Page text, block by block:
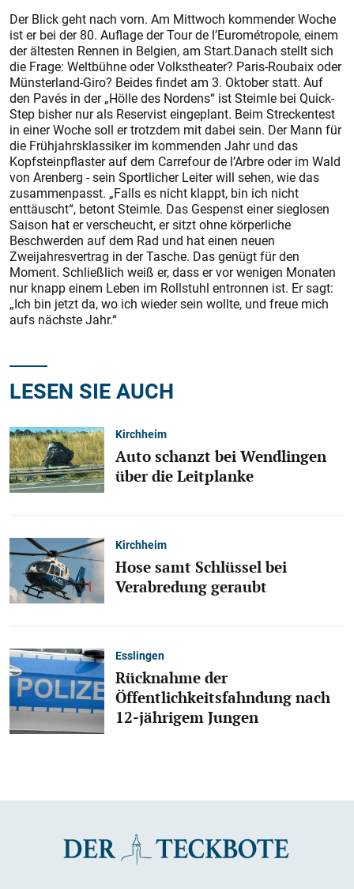
Der Blick geht nach vorn. Am Mittwoch kommender Woche
ist er bei der 80. Auflage der Tour de l’Eurométropole, einem
der ältes­ten Rennen in Belgien, am Start.Danach stellt sich
die Frage: Weltbühne oder Volkstheater? Paris-Roubaix oder
Münsterland-Giro? Beides findet am 3. Oktober statt. Auf
den Pavés in der „Hölle des Nordens“ ist Steimle bei Quick-
Step bisher nur als Reservist eingeplant. Beim Streckentest
in einer Woche soll er trotzdem mit dabei sein. Der Mann für
die Frühjahrsklassiker im kommenden Jahr und das
Kopfsteinpflaster auf dem Carrefour de l’Arbre oder im Wald
von Arenberg - sein Sportlicher Leiter will sehen, wie das
zusammenpasst. „Falls es nicht klappt, bin ich nicht
enttäuscht“, betont Steimle. Das Gespenst einer sieglosen
Saison hat er verscheucht, er sitzt ohne körperliche
Beschwerden auf dem Rad und hat einen neuen
Zweijahresvertrag in der Tasche. Das genügt für den
Moment. Schließlich weiß er, dass er vor wenigen Monaten
nur knapp einem Leben im Rollstuhl entronnen ist. Er sagt:
„Ich bin jetzt da, wo ich wieder sein wollte, und freue mich
aufs nächs­te Jahr.“
LESEN SIE AUCH
Kirchheim
Auto schanzt bei Wendlingen
über die Leitplanke
Kirchheim
Hose samt Schlüssel bei
Verabredung geraubt
Esslingen
Rücknahme der
Öffentlichkeitsfahndung nach
12-jährigem Jungen